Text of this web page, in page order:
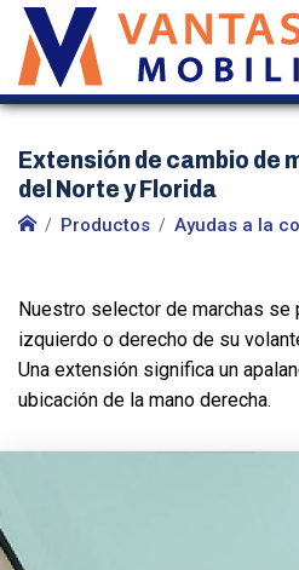
Extensión de cambio de
del Norte y Florida
Productos Ayudas a la
Nuestro selector de marchas se
izquierdo o derecho de su
Una extensión significa un
ubicación de la mano derecha.